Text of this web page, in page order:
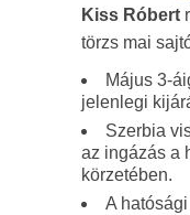
Kiss Róbert
törzs mai
Május 3-
jelenlegi
Szerbia
az ingázás a
körzetében.
A